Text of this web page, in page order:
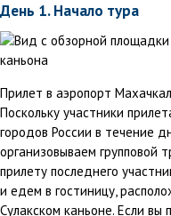
День 1. Начало тура
Прилет в аэропорт
Поскольку участники
городов России в течение
организовываем групповой
прилету последнего
и едем в гостиницу,
Сулакском каньоне. Если вы